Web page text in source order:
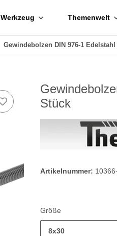
Werkzeug Themenwelt
Gewindebolzen DIN 976-1 Edelstahl
Stück
Artikelnummer:
Größe
8x30